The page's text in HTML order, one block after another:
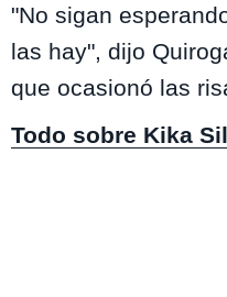
"No sigan
las hay", dijo
que ocasionó las
Todo sobre Kika